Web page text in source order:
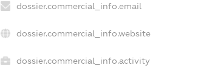
dossier.commercial_info.email
dossier.commercial_info.website
dossier.commercial_info.activity